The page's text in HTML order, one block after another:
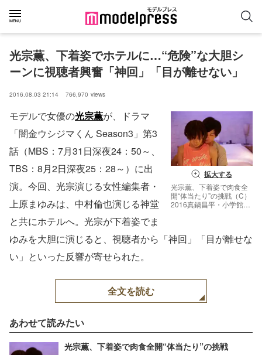
光宗薫、下着姿でホテルに…“危険”な大胆シ
ーンに視聴者興奮「神回」「目が離せない」
2016.08.03 21:14 766,970 views
拡大する
光宗薫、下着姿で肉食全
開“体当たり”の挑戦（C）
2016真鍋昌平・小学館／
モデルで女優の光宗薫が、ドラマ
「闇金ウシジマくん Season3」第3
話（MBS：7月31日深夜24：50～、
TBS：8月2日深夜25：28～）に出
演。今回、光宗演じる女性編集者・
上原まゆみは、中村倫也演じる神堂
と共にホテルへ。光宗が下着姿でま
ゆみを大胆に演じると、視聴者から「神回」「目が離せな
い」といった反響が寄せられた。
全文を読む
あわせて読みたい
光宗薫、下着姿で肉食全開“体当たり”の挑戦